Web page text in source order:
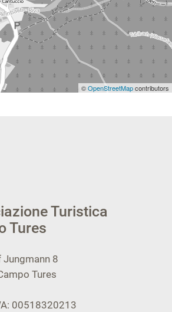
©OpenStreetMapcontributors
Turistica
Tures
Jungmann 8
Tures
00518320213